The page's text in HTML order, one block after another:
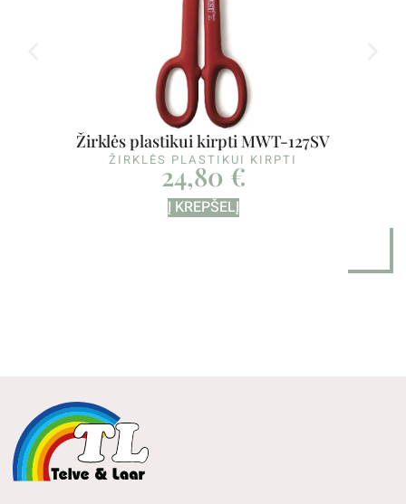
Žirklės plastikui kirpti MWT-127SV
ŽIRKLĖS PLASTIKUI KIRPTI
24,80 €
Į KREPŠELĮ